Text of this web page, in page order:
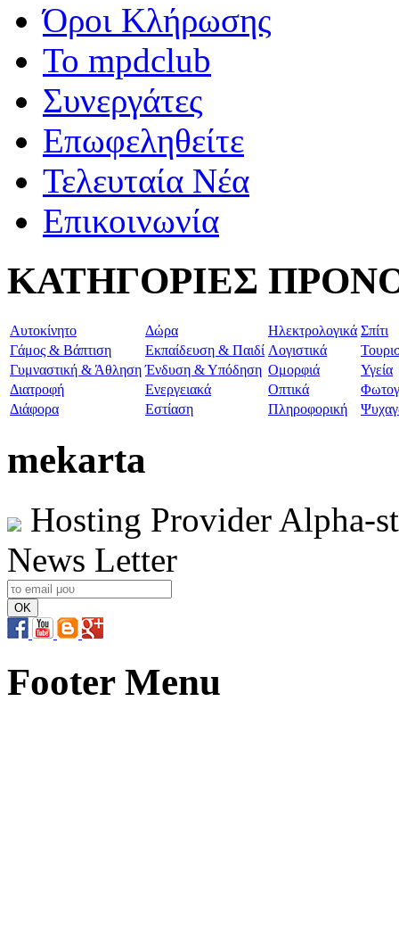
Όροι Κλήρωσης
To mpdclub
Συνεργάτες
Επωφεληθείτε
Τελευταία Νέα
Επικοινωνία
ΚΑΤΗΓΟΡΙΕΣ
Aυτοκίνητο Δώρα Ηλεκτρολογικά Σπίτι
Γάμος & Βάπτιση
Εκπαίδευση & Παιδί Λογιστικά
Γυμναστική & Άθληση Ένδυση & Υπόδηση Ομορφιά
Υγεία
Διατροφή
Ενεργειακά Οπτικά
Διάφορα
Εστίαση Πληροφορική
mekarta
Hosting Provider Alpha-
News Letter
Footer Menu